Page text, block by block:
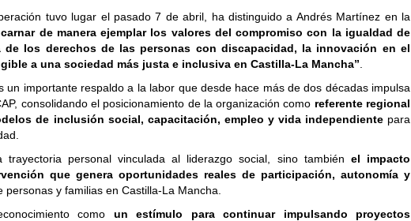
tuvo lugar el pasado 7 de abril, ha distinguido a Andrés Martínez en la
de manera ejemplar los valores del compromiso con la igualdad de
de los derechos de las personas con discapacidad, la innovación en el
a una sociedad más justa e inclusiva en Castilla-La Mancha”
un importante respaldo a la labor que desde hace más de dos décadas impulsa
consolidando el posicionamiento de la organización como referente regional
de inclusión social, capacitación, empleo y vida independientepara
personal vinculada al liderazgo social, sino también el impacto
que genera oportunidades reales de participación, autonomía y
personas y familias en Castilla-La Mancha.
como un estímulo para continuar impulsando proyectos